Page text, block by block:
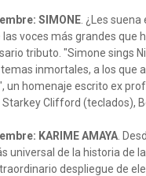
SIMONE . ¿Les
las voces más grandes que
tributo. "Simone sings
inmortales, a los que
un homenaje escrito ex
Starkey Clifford (teclados),
KARIME AMAYA .
universal de la historia de
despliegue de